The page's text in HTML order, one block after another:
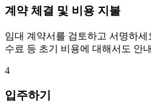
계약 체결 및 비용 지불
임대 계약서를 검토하고 서명하
수료 등 초기 비용에 대해서도 안
4
입주하기